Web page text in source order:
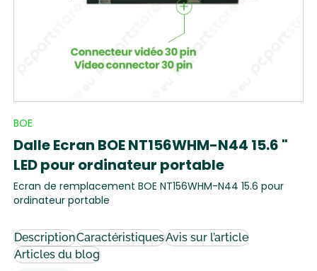
BOE
Dalle Ecran BOE NT156WHM-N44 15.6 "
LED pour ordinateur portable
Ecran de remplacement BOE NT156WHM-N44 15.6 pour
ordinateur portable
DescriptionCaractéristiquesAvis sur l’article
Articles du blog